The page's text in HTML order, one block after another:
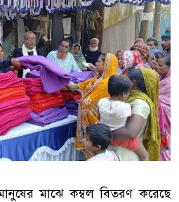
মাঝে কম্বল বিতরণ করেছে